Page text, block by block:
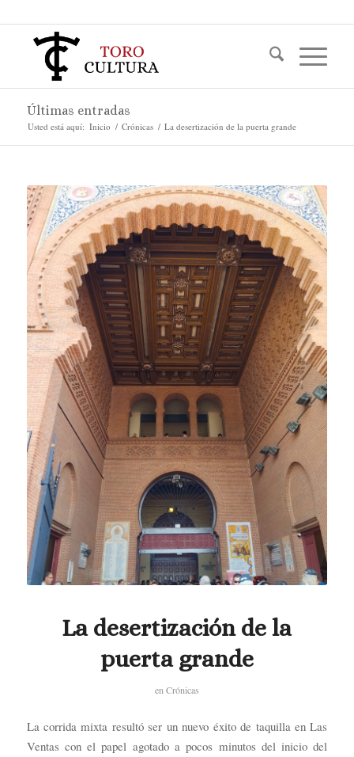
Últimas entradas
Usted está aquí: Inicio / Crónicas / La desertización de la puerta grande
La desertización de la
puerta grande
enCrónicas
La corrida mixta resultó ser un nuevo éxito de taquilla en Las
Ventas con el papel agotado a pocos minutos del inicio del